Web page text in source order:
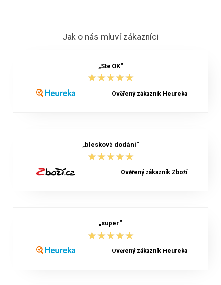
Jak o nás mluví zákazníci
„Ste OK“
★★★★★
★★★★★
Ověřený zákazník Heureka
„bleskové dodání“
★★★★★
★★★★★
Ověřený zákazník Zboží
„super“
★★★★★
★★★★★
Ověřený zákazník Heureka